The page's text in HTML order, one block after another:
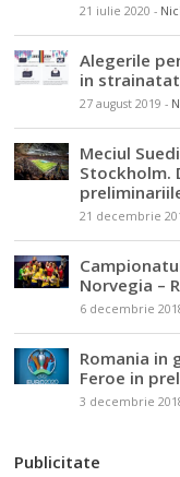
21 iulie 2020 -
Alegerile
in
27 august 2019 -
Meciul
Stockholm.
21 decembrie
Norvegia –
6 decembrie
Romania in
Feroe in
3 decembrie
Publicitate